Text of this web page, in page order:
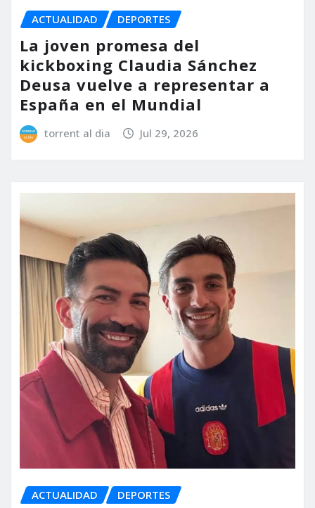
ACTUALIDAD DEPORTES
La joven promesa del
kickboxing Claudia Sánchez
Deusa vuelve a representar a
España en el Mundial
torrent al dia Jul 29, 2026
ACTUALIDAD DEPORTES